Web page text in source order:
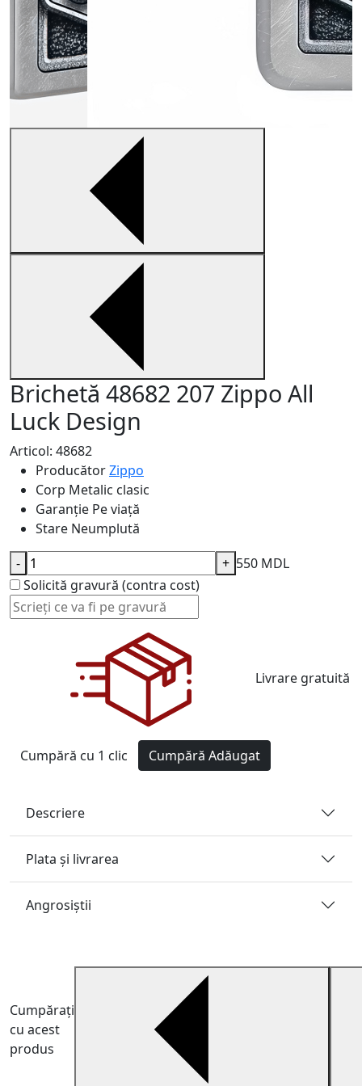
Brichetă 48682 207 Zippo All
Luck Design
Articol: 48682
ProducătorZippo
Corp Metalic clasic
Garanție Pe viață
Stare Neumplută
550 MDL
Solicită gravură (contra cost)
- +
Livrare gratuită
Cumpără cu 1 clic Cumpără Adăugat
Descriere
Plata și livrarea
Angrosiştii
Cumpărați
cu acest
produs